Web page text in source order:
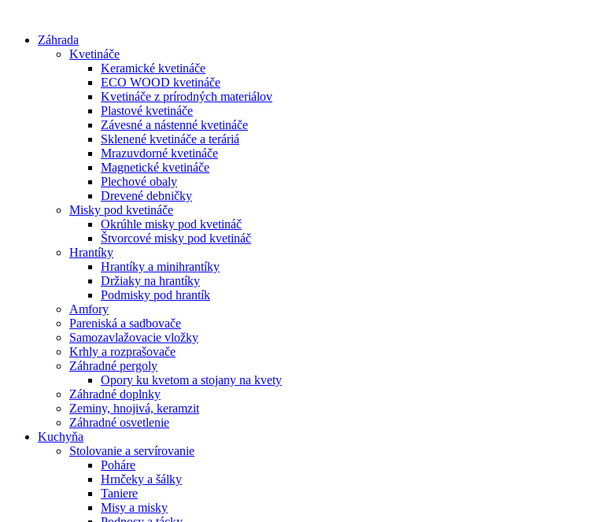
obsah
Záhrada
Kvetináče
Keramické kvetináče
ECO WOOD kvetináče
Kvetináče z prírodných materiálov
Plastové kvetináče
Závesné a nástenné kvetináče
Sklenené kvetináče a teráriá
Mrazuvdorné kvetináče
Magnetické kvetináče
Plechové obaly
Drevené debničky
Misky pod kvetináče
Okrúhle misky pod kvetináč
Štvorcové misky pod kvetináč
Hrantíky
Hrantíky a minihrantíky
Držiaky na hrantíky
Podmisky pod hrantík
Amfory
Pareniská a sadbovače
Samozavlažovacie vložky
Krhly a rozprašovače
Záhradné pergoly
Opory ku kvetom a stojany na kvety
Záhradné doplnky
Zeminy, hnojivá, keramzit
Záhradné osvetlenie
Kuchyňa
Stolovanie a servírovanie
Poháre
Hrnčeky a šálky
Taniere
Misy a misky